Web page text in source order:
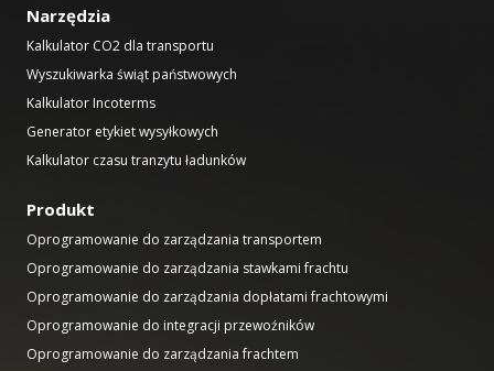
Narzędzia
Kalkulator CO2 dla transportu
Wyszukiwarka świąt państwowych
Kalkulator Incoterms
Generator etykiet wysyłkowych
Kalkulator czasu tranzytu ładunków
Produkt
Oprogramowanie do zarządzania transportem
Oprogramowanie do zarządzania stawkami frachtu
Oprogramowanie do zarządzania dopłatami frachtowymi
Oprogramowanie do integracji przewoźników
Oprogramowanie do zarządzania frachtem